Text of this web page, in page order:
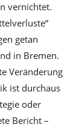
vernichtet.
getan
in Bremen.
Veränderung
ist durchaus
oder
Bericht –